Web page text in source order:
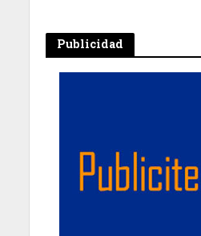
Publicidad